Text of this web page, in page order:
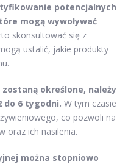
potencjalnych
mogą wywoływać
skonsultować się z
ustalić, jakie produkty
określone, należy
do 6 tygodni. W tym czasie
co pozwoli na
oraz ich nasilenia.
można stopniowo